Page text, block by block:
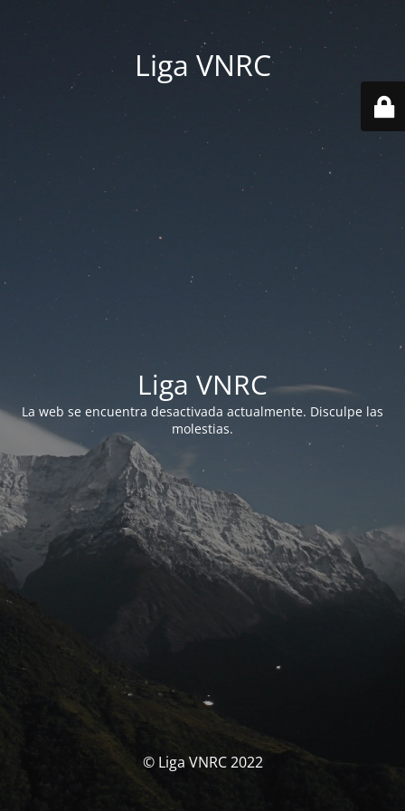
Liga VNRC
Liga VNRC
La web se encuentra desactivada actualmente. Disculpe las
molestias.
© Liga VNRC 2022